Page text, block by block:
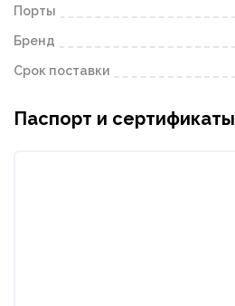
Порты
Бренд
Срок поставки
Паспорт и сертификаты